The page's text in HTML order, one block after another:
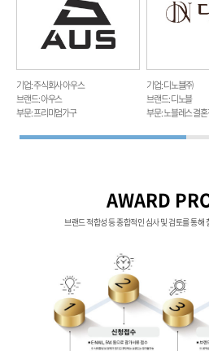
기업 : 주식회사 아우스
브랜드 : 아우스
부문 : 프리미엄가구
기업 : 디노블㈜
브랜드 : 디노블
부문 : 노블레스 결
AWARD
브랜드 적합성 등 종합적인 심사 및 검토를 통해